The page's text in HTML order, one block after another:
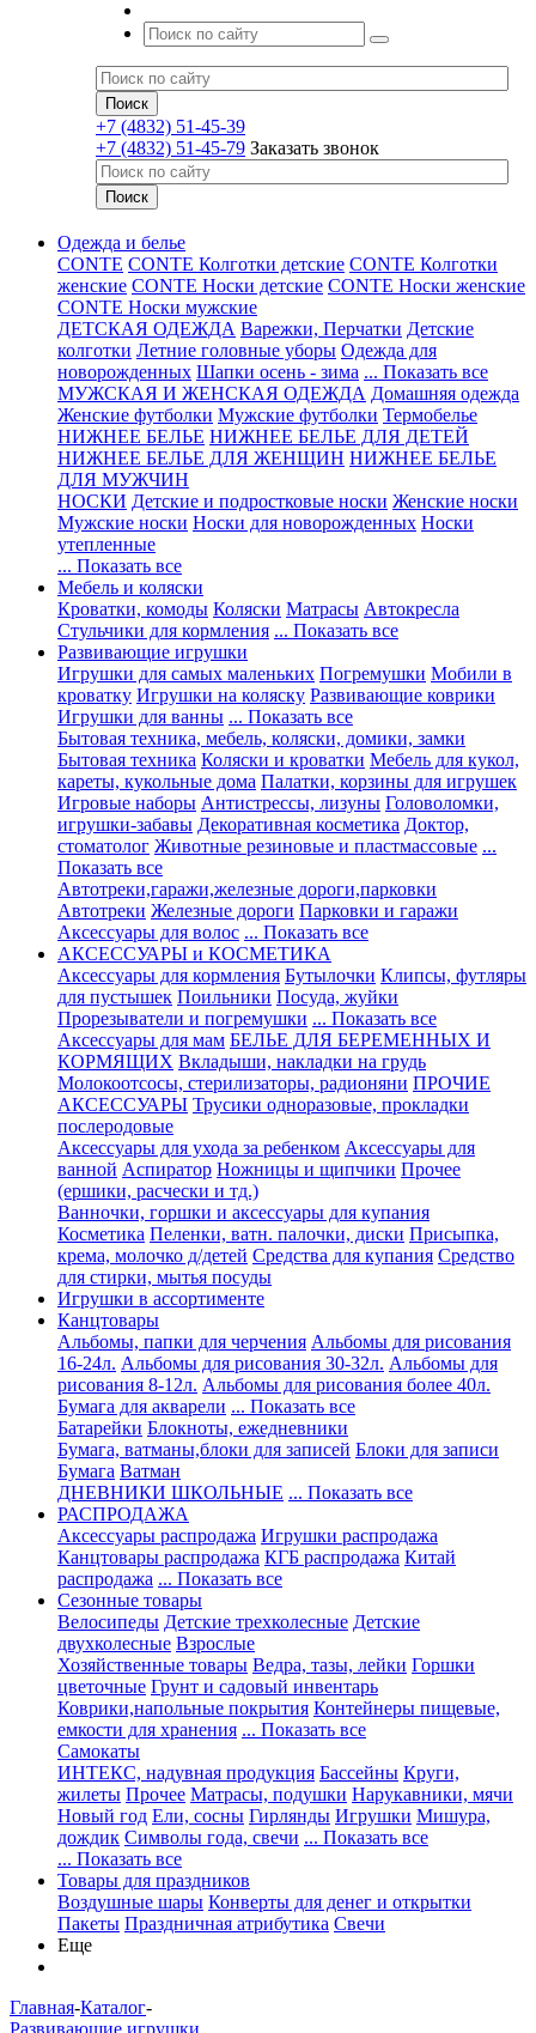
+7 (4832) 51-45-39
+7 (4832) 51-45-79 Заказать звонок
Одежда и белье
CONTE CONTE Колготки детские CONTE Колготки
женские CONTE Носки детские CONTE Носки женские
CONTE Носки мужские
ДЕТСКАЯ ОДЕЖДА Варежки, Перчатки Детские
колготки Летние головные уборы Одежда для
новорожденных Шапки осень - зима ... Показать все
МУЖСКАЯ И ЖЕНСКАЯ ОДЕЖДА Домашняя одежда
Женские футболки Мужские футболки Термобелье
НИЖНЕЕ БЕЛЬЕ НИЖНЕЕ БЕЛЬЕ ДЛЯ ДЕТЕЙ
НИЖНЕЕ БЕЛЬЕ ДЛЯ ЖЕНЩИН НИЖНЕЕ БЕЛЬЕ
ДЛЯ МУЖЧИН
НОСКИ Детские и подростковые носки Женские носки
Мужские носки Носки для новорожденных Носки
утепленные
... Показать все
Мебель и коляски
Кроватки, комоды Коляски Матрасы Автокресла
Стульчики для кормления ... Показать все
Развивающие игрушки
Игрушки для самых маленьких Погремушки Мобили в
кроватку Игрушки на коляску Развивающие коврики
Игрушки для ванны ... Показать все
Бытовая техника, мебель, коляски, домики, замки
Бытовая техника Коляски и кроватки Мебель для кукол,
кареты, кукольные дома Палатки, корзины для игрушек
Игровые наборы Антистрессы, лизуны Головоломки,
игрушки-забавы Декоративная косметика Доктор,
стоматолог Животные резиновые и пластмассовые ...
Показать все
Автотреки,гаражи,железные дороги,парковки
Автотреки Железные дороги Парковки и гаражи
Аксессуары для волос ... Показать все
АКСЕССУАРЫ и КОСМЕТИКА
Аксессуары для кормления Бутылочки Клипсы, футляры
для пустышек Поильники Посуда, жуйки
Прорезыватели и погремушки ... Показать все
Аксессуары для мам БЕЛЬЕ ДЛЯ БЕРЕМЕННЫХ И
КОРМЯЩИХ Вкладыши, накладки на грудь
Молокоотсосы, стерилизаторы, радионяни ПРОЧИЕ
АКСЕССУАРЫ Трусики одноразовые, прокладки
послеродовые
Аксессуары для ухода за ребенком Аксессуары для
ванной Аспиратор Ножницы и щипчики Прочее
(ершики, расчески и тд.)
Ванночки, горшки и аксессуары для купания
Косметика Пеленки, ватн. палочки, диски Присыпка,
крема, молочко д/детей Средства для купания Средство
для стирки, мытья посуды
Игрушки в ассортименте
Канцтовары
Альбомы, папки для черчения Альбомы для рисования
16-24л. Альбомы для рисования 30-32л. Альбомы для
рисования 8-12л. Альбомы для рисования более 40л.
Бумага для акварели ... Показать все
Батарейки Блокноты, ежедневники
Бумага, ватманы,блоки для записей Блоки для записи
Бумага Ватман
ДНЕВНИКИ ШКОЛЬНЫЕ ... Показать все
РАСПРОДАЖА
Аксессуары распродажа Игрушки распродажа
Канцтовары распродажа КГБ распродажа Китай
распродажа ... Показать все
Сезонные товары
Велосипеды Детские трехколесные Детские
двухколесные Взрослые
Хозяйственные товары Ведра, тазы, лейки Горшки
цветочные Грунт и садовый инвентарь
Коврики,напольные покрытия Контейнеры пищевые,
емкости для хранения ... Показать все
Самокаты
ИНТЕКС, надувная продукция Бассейны Круги,
жилеты Прочее Матрасы, подушки Нарукавники, мячи
Новый год Ели, сосны Гирлянды Игрушки Мишура,
дождик Символы года, свечи ... Показать все
... Показать все
Товары для праздников
Воздушные шары Конверты для денег и открытки
Пакеты Праздничная атрибутика Свечи
Еще
Главная-Каталог-
Развивающие игрушки